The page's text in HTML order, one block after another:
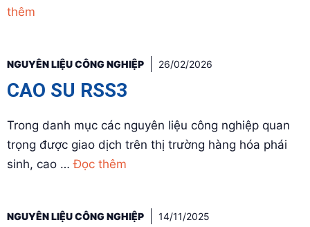
thêm
NGUYÊN LIỆU CÔNG NGHIỆP 26/02/2026
CAO SU RSS3
Trong danh mục các nguyên liệu công nghiệp quan
trọng được giao dịch trên thị trường hàng hóa phái
sinh, cao …Đọc thêm
NGUYÊN LIỆU CÔNG NGHIỆP 14/11/2025